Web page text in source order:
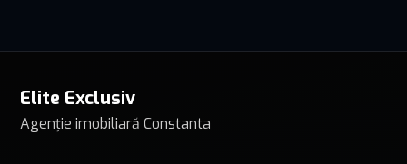
Elite Exclusiv
Agenție imobiliară Constanta